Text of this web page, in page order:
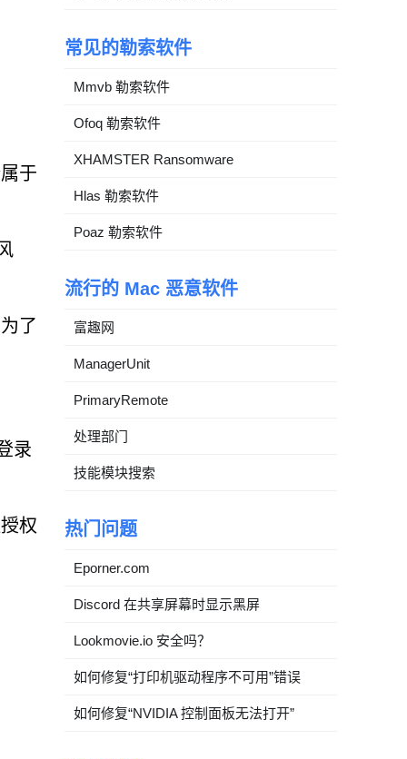
于
了
录
权
常见的勒索软件
Mmvb 勒索软件
Ofoq 勒索软件
XHAMSTER Ransomware
Hlas 勒索软件
Poaz 勒索软件
流行的 Mac 恶意软件
富趣网
ManagerUnit
PrimaryRemote
处理部门
技能模块搜索
热门问题
Eporner.com
Discord 在共享屏幕时显示黑屏
Lookmovie.io 安全吗？
如何修复“打印机驱动程序不可用”错误
如何修复“NVIDIA 控制面板无法打开”